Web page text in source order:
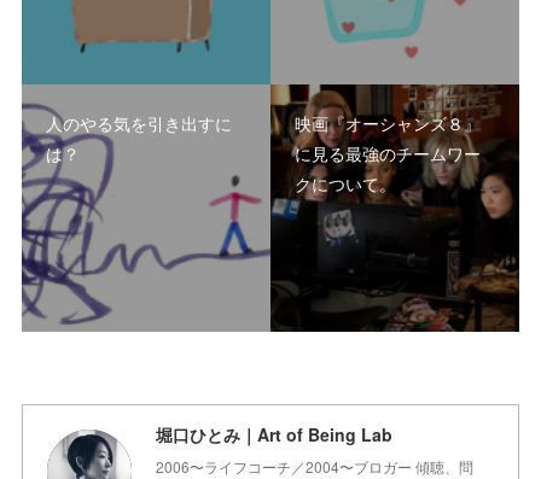
人のやる気を引き出すに
は？
映画『オーシャンズ８』
に見る最強のチームワー
クについて。
堀口ひとみ｜Art of Being Lab
2006〜ライフコーチ／2004〜ブロガー 傾聴、問